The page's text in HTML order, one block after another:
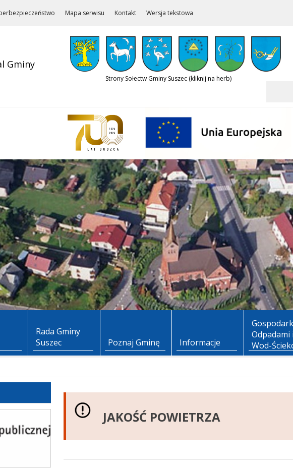
Mapa serwisu Kontakt Wersja tekstowa
Gminy
Strony Sołectw Gminy Suszec (kliknij na herb)
Rada Gminy
Suszec
Poznaj Gminę Informacje
Odpadami i
Wod-
JAKOŚĆ POWIETRZA